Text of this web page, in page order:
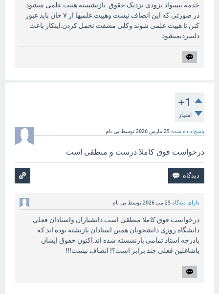
خدمه بیسواد بزودی نزدیک حقوق بازنشسته هییت علمی میشود
در صورتی که این انصاف نیست وهییت علمیها از ۷ خان باید عبور
کنن تا هییت علمی شوند وکلی مشقت تحمل کردن.اینکار باعث
دلسردیمیشود.
+1
امتیاز
پاسخ داده شده 25 مارس 2026 توسط بی نام
درخواست فوق کاملا درست و منطقی است
دارای دیدگاه 25 می 2026 توسط بی نام
درخواست فوق کاملا منطقی است.دانشیاران واستادان فعلی
دانشگاه روزی دانشجویان همین استادان بازنشته بوده اند.که
بادرجه استاد تمامی بازنشسته شده اند.اکنون حقوق ایشان
یاشاغلین فعلی چند برابر است؟! انصاف نیست!!!